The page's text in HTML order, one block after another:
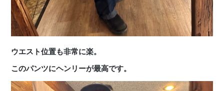
ウエスト位置も非常に楽。
このパンツにヘンリーが最高です。